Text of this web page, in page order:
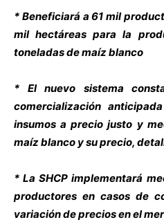
* Beneficiará a 61 mil
mil hectáreas para la
toneladas de maíz blanco
* El nuevo sistema
comercialización
insumos a precio justo y
maíz blanco y su precio,
* La SHCP implementará
productores en casos de
variación de precios en el